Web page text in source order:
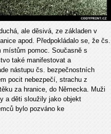
ale děsivá, ze základen v
apod. Předpokládalo se, že čs.
místům pomoc. Současně s
také manifestovat a
nástupu čs. bezpečnostních
pocit nebezpečí, strachu z
za hranice, do Německa. Muži
a děti sloužily jako objekt
bylo pozváno ke